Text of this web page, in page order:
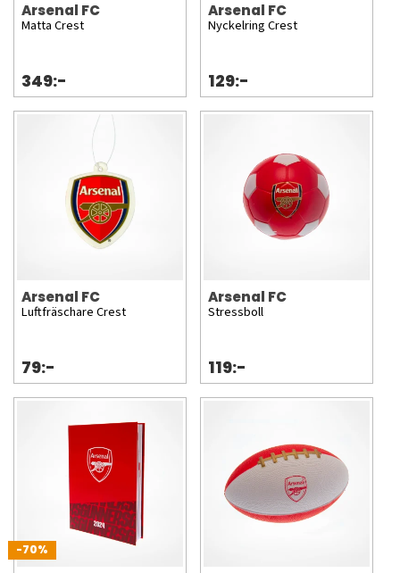
Arsenal FC
Matta Crest
349:-
Arsenal FC
Nyckelring Crest
129:-
Arsenal FC
Luftfräschare Crest
79:-
Arsenal FC
Stressboll
119:-
-70%